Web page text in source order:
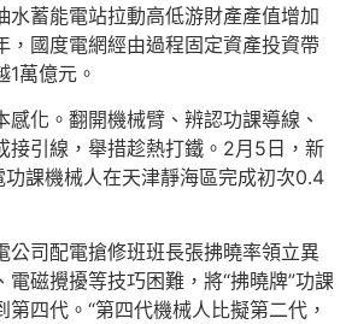
水蓄能電站拉動高低游財產產值增加
國度電網經由過程固定資產投資帶
萬億元。
感化。翻開機械臂、辨認功課導線、
接引線，舉措趁熱打鐵。2月5日，新
功課機械人在天津靜海區完成初次0.4
公司配電搶修班班長張拂曉率領立異
電磁攪擾等技巧困難，將“拂曉牌”功課
四代。“第四代機械人比擬第二代，